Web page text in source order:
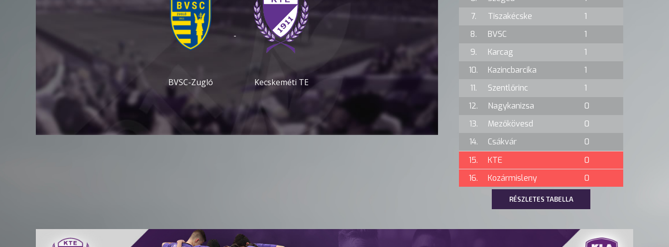
BVSC-Zugló
-
Kecskeméti TE
7.
Tiszakécske
1
8.
BVSC
1
9.
Karcag
1
10.
Kazincbarcika
1
11.
Szentlőrinc
1
12.
Nagykanizsa
0
13.
Mezőkövesd
0
14.
Csákvár
0
15.
KTE
0
16.
Kozármisleny 0
RÉSZLETES TABELLA